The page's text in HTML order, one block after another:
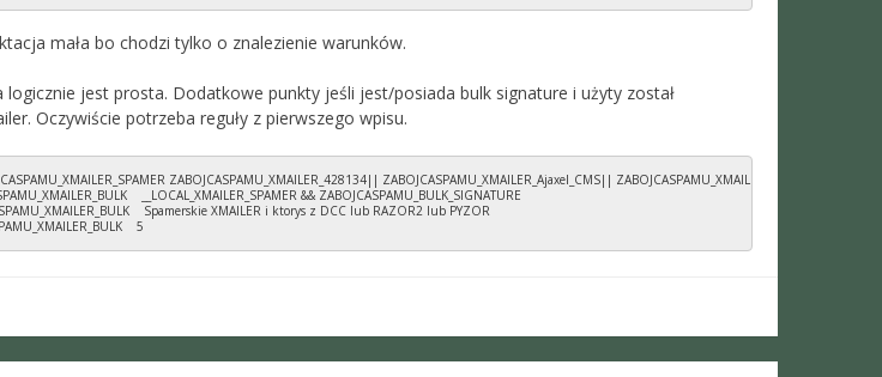
mała bo chodzi tylko o znalezienie warunków.
logicznie jest prosta. Dodatkowe punkty jeśli jest/posiada bulk signature i użyty został
Oczywiście potrzeba reguły z pierwszego wpisu.
ZABOJCASPAMU_XMAILER_428134|| ZABOJCASPAMU_XMAILER_Ajaxel_CMS||
__LOCAL_XMAILER_SPAMER && ZABOJCASPAMU_BULK_SIGNATURE
Spamerskie XMAILER i ktorys z DCC lub RAZOR2 lub PYZOR
5